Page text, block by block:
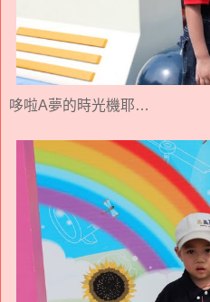
哆啦A夢的時光機耶…